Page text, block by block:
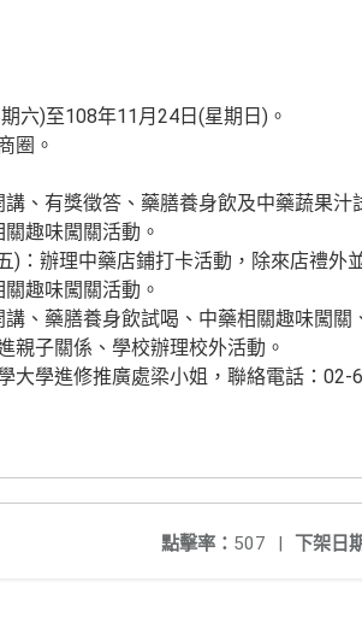
六)至108年11月24日(星期日)。
圈。
、有獎徵答、藥膳養身飲及中藥蔬果汁
趣味闖關活動。
)：辦理中藥店鋪打卡活動，除來店禮外
趣味闖關活動。
、藥膳養身飲試喝、中藥相關趣味闖關
親子關係、學校辦理校外活動。
大學進修推廣處梁小姐，聯絡電話：
下架日
點擊率： 507 |